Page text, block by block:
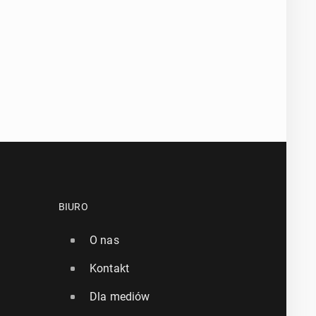
BIURO
O nas
Kontakt
Dla mediów